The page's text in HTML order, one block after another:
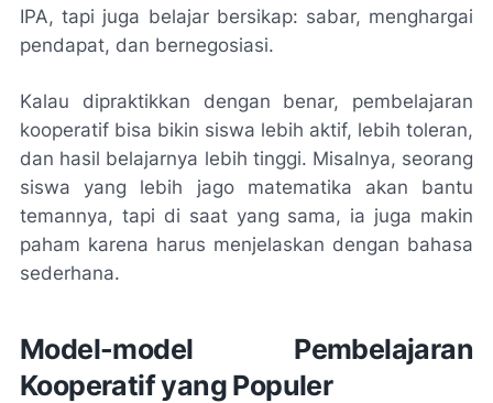
IPA, tapi juga belajar bersikap: sabar, menghargai
pendapat, dan bernegosiasi.
Kalau dipraktikkan dengan benar, pembelajaran
kooperatif bisa bikin siswa lebih aktif, lebih toleran,
dan hasil belajarnya lebih tinggi. Misalnya, seorang
siswa yang lebih jago matematika akan bantu
temannya, tapi di saat yang sama, ia juga makin
paham karena harus menjelaskan dengan bahasa
sederhana.
Model-model Pembelajaran
Kooperatif yang Populer